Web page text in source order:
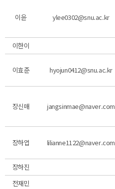
이윤 ylee0302@snu.ac.kr
이한이
이효준 hyojun0412@snu.ac.kr
장신매 jangsinmae@naver.com
장하엽 lilianne1122@naver.com
장하진
전재민